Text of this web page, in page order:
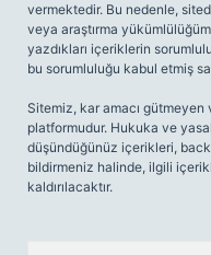
vermektedir. Bu nedenle,
veya araştırma
yazdıkları içeriklerin
bu sorumluluğu kabul etmiş
Sitemiz, kar amacı
platformudur. Hukuka ve
düşündüğünüz içerikleri,
bildirmeniz halinde, ilgili
kaldırılacaktır.